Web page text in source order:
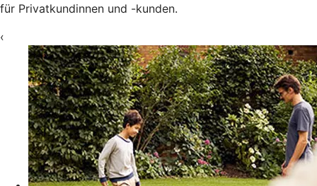
für Privatkundinnen und -kunden.
‹